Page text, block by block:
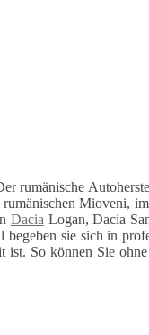
rumänische
rumänischen Mioveni,
Dacia Logan, Dacia
sie sich in
So können Sie